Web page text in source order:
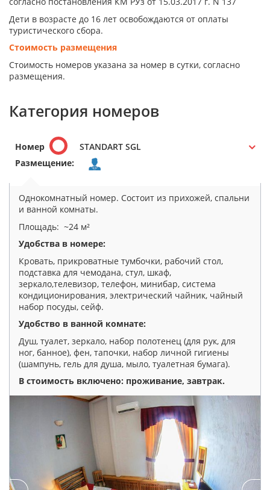
Дети в возрасте до 16 лет освобождаются от оплаты
туристического сбора.
Стоимость размещения
Стоимость номеров указана за номер в сутки, согласно
размещения.
Категория номеров
Номер
STANDART SGL
Размещение:
Однокомнатный номер. Состоит из прихожей, спальни
и ванной комнаты.
Площадь: ~24 м²
Удобства в номере:
Кровать, прикроватные тумбочки, рабочий стол,
подставка для чемодана, стул, шкаф,
зеркало,телевизор, телефон, минибар, система
кондиционирования, электрический чайник, чайный
набор посуды, сейф.
Удобство в ванной комнате:
Душ, туалет, зеркало, набор полотенец (для рук, для
ног, банное), фен, тапочки, набор личной гигиены
(шампунь, гель для душа, мыло, туалетная бумага).
В стоимость включено: проживание, завтрак.